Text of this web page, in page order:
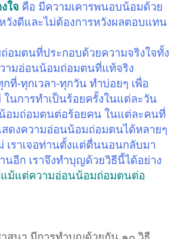
ใจ คือ มีความเคารพนอบน้อมด้วย
วังดีและไม่ต้องการหวังผลตอบแทน
อมตนที่ประกอบด้วยความจริงใจทั้ง
ามอ่อนน้อมถ่อมตนที่แท้จริง
ที่-ทุกเวลา-ทุกวัน ทำบ่อยๆ เพื่อ
นการทำเป็นร้อยครั้งในแต่ละวัน
อมถ่อมตนต่อร้อยคน ในแต่ละคนที่
สดงความอ่อนน้อมถ่อมตนได้หลายๆ
เราเจอท่านตั้งแต่ตื่นนอนกลับมา
นอีก เราจึงทำบุญด้วยวิธีนี้ได้อย่าง
ม้แต่ความอ่อนน้อมถ่อมตนต่อ